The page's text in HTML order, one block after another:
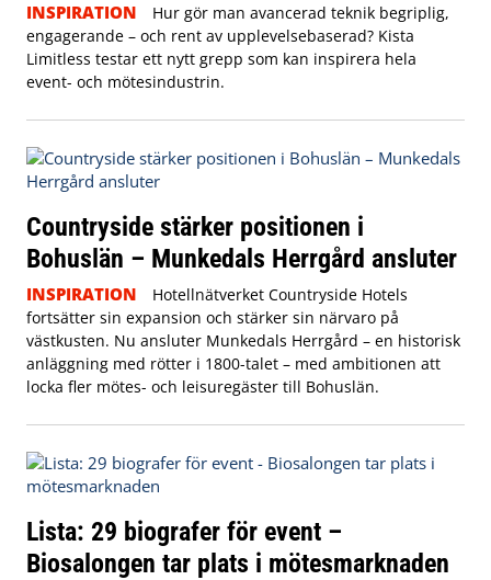
INSPIRATION
Hur gör man avancerad teknik begriplig,
engagerande – och rent av upplevelsebaserad? Kista
Limitless testar ett nytt grepp som kan inspirera hela
event- och mötesindustrin.
Countryside stärker positionen i
Bohuslän – Munkedals Herrgård ansluter
INSPIRATION
Hotellnätverket Countryside Hotels
fortsätter sin expansion och stärker sin närvaro på
västkusten. Nu ansluter Munkedals Herrgård – en historisk
anläggning med rötter i 1800-talet – med ambitionen att
locka fler mötes- och leisuregäster till Bohuslän.
Lista: 29 biografer för event –
Biosalongen tar plats i mötesmarknaden